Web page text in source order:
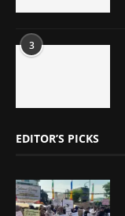
3
EDITOR’S PICKS